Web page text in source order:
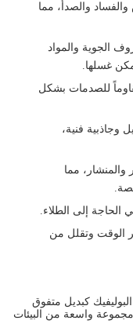
والصدأ، مما
الجوية والمواد
غسلها.
للصدمات بشكل
فنية،
مما
إلى الطلاء.
الوقت وتقلل من
كبديل متفوق
مجموعة واسعة من البيئات